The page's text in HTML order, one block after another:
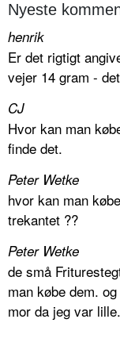
Nyeste
henrik
Er det rigtigt
vejer 14 gram -
CJ
Hvor kan man
finde det.
Peter Wetke
hvor kan man
trekantet ??
Peter Wetke
de små
man købe dem.
mor da jeg var lille.